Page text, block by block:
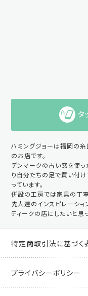
タ
ハミングジョーは福岡の
のお店です。
デンマークの古い窓を使っ
り自分たちの足で買い付け
っています。
併設の工房では家具の丁寧
先人達のインスピレーシ
ティークの店にしたいと思
特定商取引法に基づく
プライバシーポリシー